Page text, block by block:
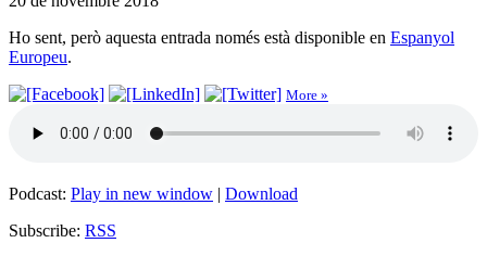
Ho sent, però aquesta entrada només està disponible en Espanyol
Europeu.
More »
Podcast: Play in new window | Download
Subscribe: RSS